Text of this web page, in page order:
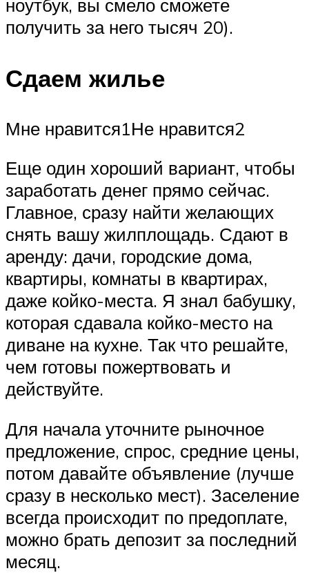
ноутбук, вы смело сможете
получить за него тысяч 20).
Сдаем жилье
Мне нравится1Не нравится2
Еще один хороший вариант, чтобы
заработать денег прямо сейчас.
Главное, сразу найти желающих
снять вашу жилплощадь. Сдают в
аренду: дачи, городские дома,
квартиры, комнаты в квартирах,
даже койко-места. Я знал бабушку,
которая сдавала койко-место на
диване на кухне. Так что решайте,
чем готовы пожертвовать и
действуйте.
Для начала уточните рыночное
предложение, спрос, средние цены,
потом давайте объявление (лучше
сразу в несколько мест). Заселение
всегда происходит по предоплате,
можно брать депозит за последний
месяц.